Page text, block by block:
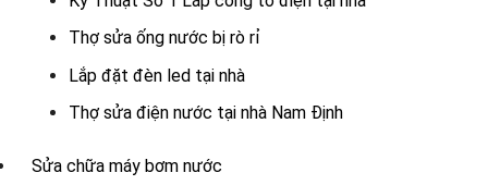
Thợ sửa ống nước bị rò rỉ
Lắp đặt đèn led tại nhà
Thợ sửa điện nước tại nhà Nam Định
Sửa chữa máy bơm nước